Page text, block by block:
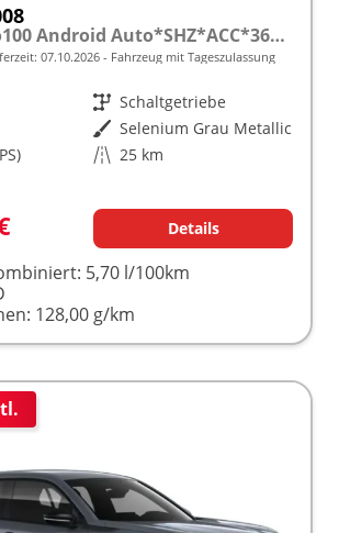
Allure Turbo100 Android Auto*SHZ*ACC*360°*Totwinkel*Klimaauto
07.10.2026 Fahrzeug mit Tageszulassung
Getriebe Schaltgetriebe
Außenfarbe Selenium Grau Metallic
Kilometerstand 25 km
Details
5,70 l/100km
128,00 g/km